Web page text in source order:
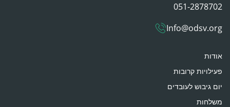
051-2878702
Info@odsv.org
אודות
פעילויות קרובות
יום גיבוש לעובדים
משלחות